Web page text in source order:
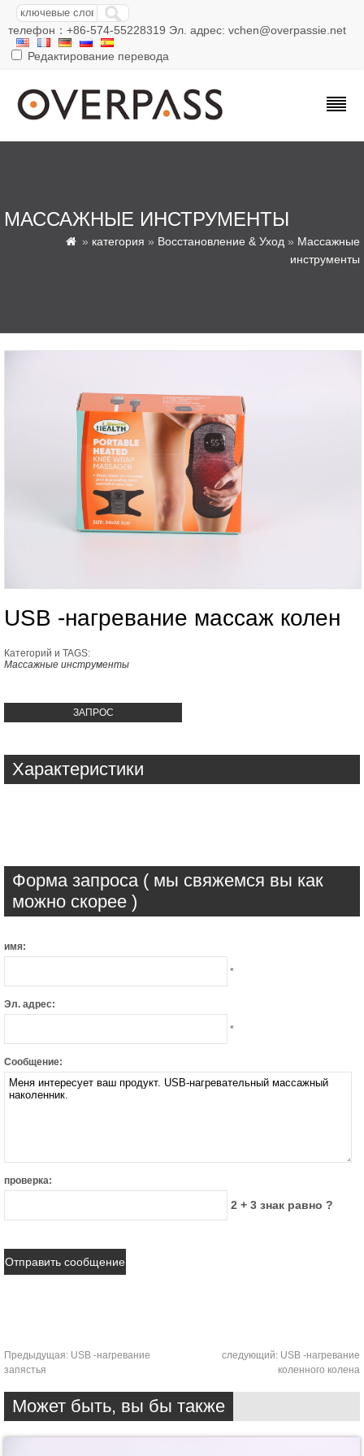
телефон：+86-574-55228319 Эл. адрес: vchen@overpassie.net
Редактирование перевода
МАССАЖНЫЕ ИНСТРУМЕНТЫ
 » категория » Восстановление & Уход » Массажные
инструменты
USB -нагревание массаж колен
Категорий и TAGS:
Массажные инструменты
ЗАПРОС
Характеристики
Форма запроса ( мы свяжемся вы как
можно скорее )
имя:
*
Эл. адрес:
*
Сообщение:
проверка:
2 + 3 знак равно ?
Предыдущая: USB -нагревание
запястья
следующий: USB -нагревание
коленного колена
Может быть, вы бы также